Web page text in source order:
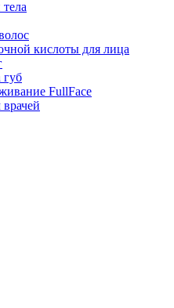
кислоты для лица
губ
FullFace